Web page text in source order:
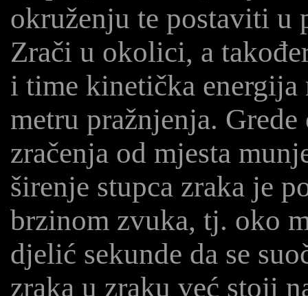
okruženju te postaviti u
Zrači u okolici, a
i time kinetička
metru pražnjenja.
zračenja od mjesta
širenje stupca zraka je
brzinom zvuka, tj. oko
djelić sekunde da se
zraka u zraku već stoji